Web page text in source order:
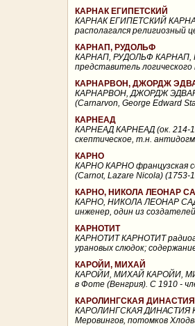
КАРНАК ЕГИПЕТСКИЙ
КАРНАК ЕГИПЕТСКИЙ КАРНАК
располагался религиозный
КАРНАП, РУДОЛЬФ
КАРНАП, РУДОЛЬФ КАРНАП,
представитель
КАРНАРВОН, ДЖОРДЖ
КАРНАРВОН, ДЖОРДЖ
(Carnarvon, George Edward
КАРНЕАД
КАРНЕАД КАРНЕАД (ок. 214-
скептическое, т.н.
КАРНО
КАРНО КАРНО французская
(Carnot, Lazare Nicola) (1753-
КАРНО, НИКОЛА ЛЕОНАР
КАРНО, НИКОЛА ЛЕОНАР
инженер, один из
КАРНОТИТ
КАРНОТИТ КАРНОТИТ
урановых слюдок;
КАРОЙИ, МИХАЙ
КАРОЙИ, МИХАЙ КАРОЙИ,
в Фоте (Венгрия). С 1910 -
КАРОЛИНГСКАЯ ДИНАСТИЯ
КАРОЛИНГСКАЯ ДИНАСТИЯ
Меровингов, потомков